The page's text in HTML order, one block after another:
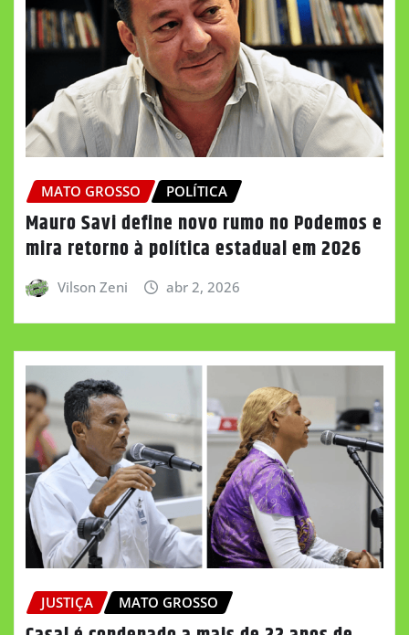
MATO GROSSO POLÍTICA
Mauro Savi define novo rumo no Podemos e
mira retorno à política estadual em 2026
Vilson Zeni abr 2, 2026
JUSTIÇA MATO GROSSO